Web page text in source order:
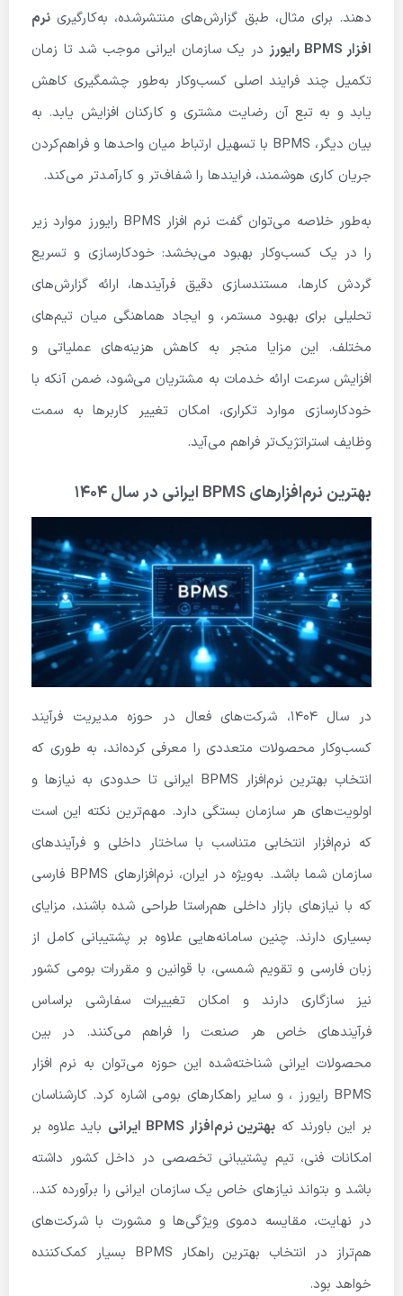
دهند. برای مثال، طبق گزارش‌های منتشرشده، به‌کارگیری نرم
افزار BPMS رایورز
در یک سازمان ایرانی موجب شد تا زمان
تکمیل چند فرایند اصلی کسب‌وکار به‌طور چشمگیری کاهش
یابد و به تبع آن رضایت مشتری و کارکنان افزایش یابد. به
بیان دیگر، BPMS با تسهیل ارتباط میان واحدها و فراهم‌کردن
جریان کاری هوشمند، فرایندها را شفاف‌تر و کارآمدتر می‌کند.
به‌طور خلاصه می‌توان گفت نرم افزار BPMS رایورز موارد زیر
را در یک کسب‌وکار بهبود می‌بخشد: خودکارسازی و تسریع
گردش کارها، مستندسازی دقیق فرآیندها، ارائه گزارش‌های
تحلیلی برای بهبود مستمر، و ایجاد هماهنگی میان تیم‌های
مختلف. این مزایا منجر به کاهش هزینه‌های عملیاتی و
افزایش سرعت ارائه خدمات به مشتریان می‌شود، ضمن آنکه با
خودکارسازی موارد تکراری، امکان تغییر کاربرها به سمت
وظایف استراتژیک‌تر فراهم می‌آید.
بهترین نرم‌افزارهای BPMS ایرانی در سال ۱۴۰۴
در سال ۱۴۰۴، شرکت‌های فعال در حوزه مدیریت فرآیند
کسب‌وکار محصولات متعددی را معرفی کرده‌اند، به طوری که
انتخاب بهترین نرم‌افزار BPMS ایرانی تا حدودی به نیازها و
اولویت‌های هر سازمان بستگی دارد. مهم‌ترین نکته این است
که نرم‌افزار انتخابی متناسب با ساختار داخلی و فرآیندهای
سازمان شما باشد. به‌ویژه در ایران، نرم‌افزارهای BPMS فارسی
که با نیازهای بازار داخلی هم‌راستا طراحی شده باشند، مزایای
بسیاری دارند. چنین سامانه‌هایی علاوه بر پشتیبانی کامل از
زبان فارسی و تقویم شمسی، با قوانین و مقررات بومی کشور
نیز سازگاری دارند و امکان تغییرات سفارشی براساس
فرآیندهای خاص هر صنعت را فراهم می‌کنند. در بین
محصولات ایرانی شناخته‌شده این حوزه می‌توان به نرم افزار
BPMS رایورز ، و سایر راهکارهای بومی اشاره کرد. کارشناسان
بر این باورند که بهترین نرم‌افزار BPMS ایرانی
باید علاوه بر
امکانات فنی، تیم پشتیبانی تخصصی در داخل کشور داشته
باشد و بتواند نیازهای خاص یک سازمان ایرانی را برآورده کند.
.
در نهایت، مقایسه دموی ویژگی‌ها و مشورت با شرکت‌های
هم‌تراز در انتخاب بهترین راهکار BPMS بسیار کمک‌کننده
خواهد بود.